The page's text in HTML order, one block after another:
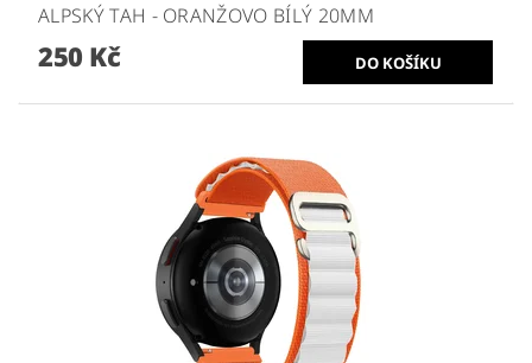
ALPSKÝ TAH - ORANŽOVO BÍLÝ 20MM
250 Kč